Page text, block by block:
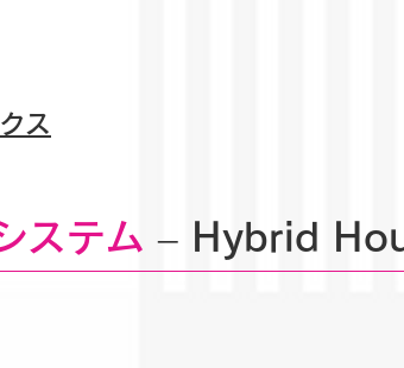
ス
ステム – Hybrid